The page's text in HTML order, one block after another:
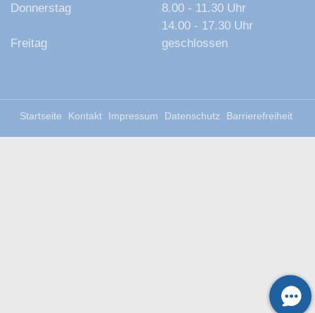
Donnerstag
8.00 - 11.30 Uhr
14.00 - 17.30 Uhr
Freitag
geschlossen
Startseite Kontakt Impressum Datenschutz Barrierefreiheit